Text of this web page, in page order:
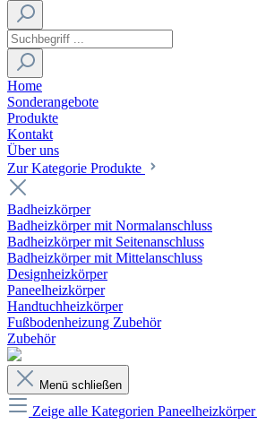
Home
Sonderangebote
Produkte
Kontakt
Über uns
Zur Kategorie Produkte
Badheizkörper
Badheizkörper mit Normalanschluss
Badheizkörper mit Seitenanschluss
Badheizkörper mit Mittelanschluss
Designheizkörper
Paneelheizkörper
Handtuchheizkörper
Fußbodenheizung Zubehör
Zubehör
Menü schließen
Zeige alle Kategorien Paneelheizkörper